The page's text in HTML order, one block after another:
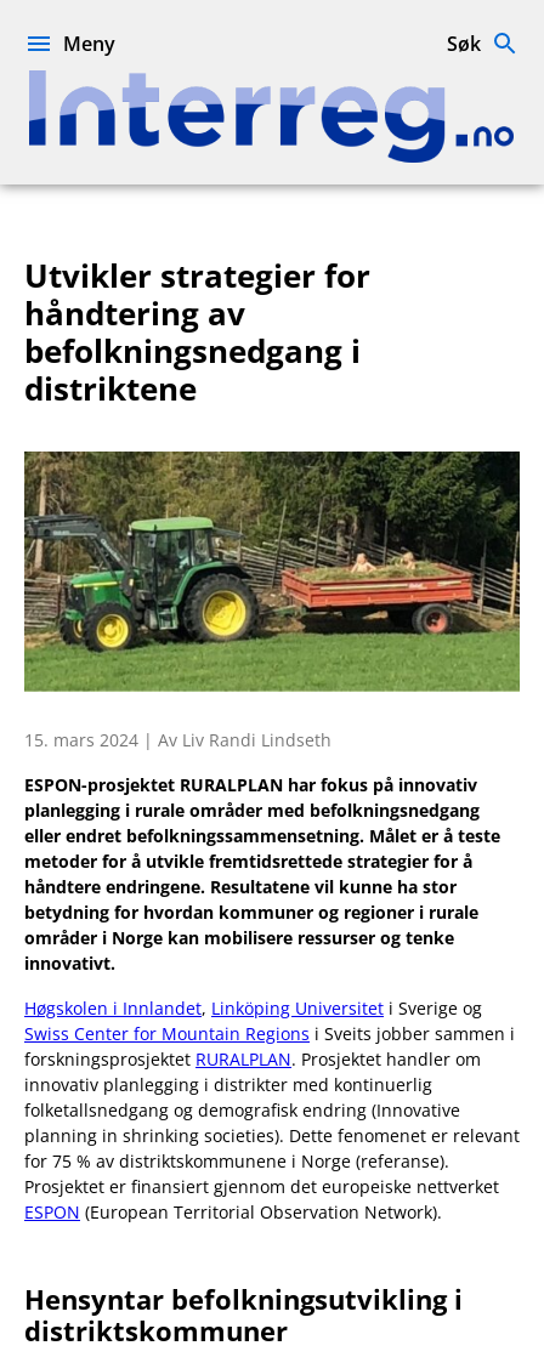
Interreg.no
Meny Søk
Utvikler strategier for
håndtering av
befolkningsnedgang i
distriktene
15. mars 2024 | Av Liv Randi Lindseth
ESPON-prosjektet RURALPLAN har fokus på innovativ
planlegging i rurale områder med befolkningsnedgang
eller endret befolkningssammensetning. Målet er å teste
metoder for å utvikle fremtidsrettede strategier for å
håndtere endringene. Resultatene vil kunne ha stor
betydning for hvordan kommuner og regioner i rurale
områder i Norge kan mobilisere ressurser og tenke
innovativt.
Høgskolen i Innlandet, Linköping Universitet i Sverige og
Swiss Center for Mountain Regions i Sveits jobber sammen i
forskningsprosjektet RURALPLAN. Prosjektet handler om
innovativ planlegging i distrikter med kontinuerlig
folketallsnedgang og demografisk endring (Innovative
planning in shrinking societies). Dette fenomenet er relevant
for 75 % av distriktskommunene i Norge (referanse).
Prosjektet er finansiert gjennom det europeiske nettverket
ESPON (European Territorial Observation Network).
Hensyntar befolkningsutvikling i
distriktskommuner